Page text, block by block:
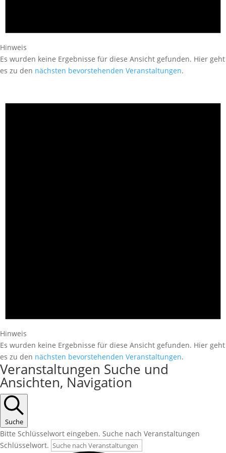
Hinweis
Es wurden keine Ergebnisse für diese Ansicht gefunden. Hier geht
es zu den nächsten bevorstehenden Veranstaltungen.
Hinweis
Es wurden keine Ergebnisse für diese Ansicht gefunden. Hier geht
es zu den nächsten bevorstehenden Veranstaltungen.
Veranstaltungen Suche und
Ansichten, Navigation
Suche
Bitte Schlüsselwort eingeben. Suche nach Veranstaltungen
Schlüsselwort.